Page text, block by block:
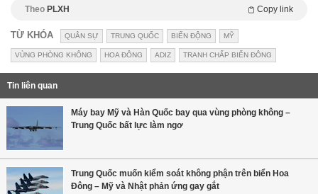
Theo PLXH Copy link
TỪ KHÓA QUÂN SỰ TRUNG QUỐC BIẾN ĐỘNG MỸ
VÙNG PHÒNG KHÔNG HOA ĐÔNG ADIZ TRANH CHẤP BIỂN ĐÔNG
Tin liên quan
Máy bay Mỹ và Hàn Quốc bay qua vùng phòng không –
Trung Quốc bất lực làm ngơ
Trung Quốc muốn kiểm soát không phận trên biển Hoa
Đông – Mỹ và Nhật phản ứng gay gắt